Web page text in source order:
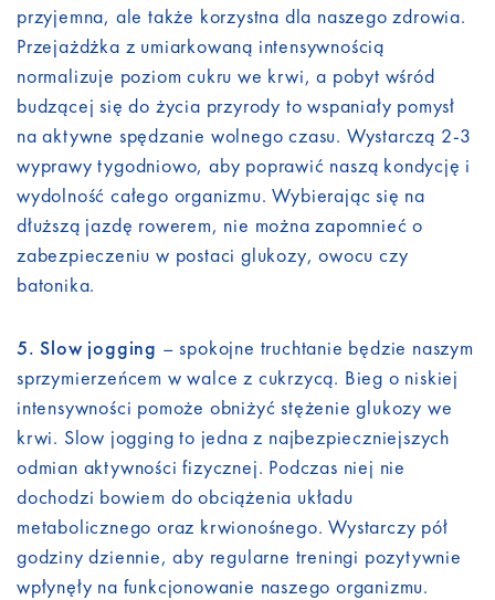
przyjemna, ale także korzystna dla naszego zdrowia.
Przejażdżka z umiarkowaną intensywnością
normalizuje poziom cukru we krwi, a pobyt wśród
budzącej się do życia przyrody to wspaniały pomysł
na aktywne spędzanie wolnego czasu. Wystarczą 2-3
wyprawy tygodniowo, aby poprawić naszą kondycję i
wydolność całego organizmu. Wybierając się na
dłuższą jazdę rowerem, nie można zapomnieć o
zabezpieczeniu w postaci glukozy, owocu czy
batonika.
5. Slow jogging – spokojne truchtanie będzie naszym
sprzymierzeńcem w walce z cukrzycą. Bieg o niskiej
intensywności pomoże obniżyć stężenie glukozy we
krwi. Slow jogging to jedna z najbezpieczniejszych
odmian aktywności fizycznej. Podczas niej nie
dochodzi bowiem do obciążenia układu
metabolicznego oraz krwionośnego. Wystarczy pół
godziny dziennie, aby regularne treningi pozytywnie
wpłynęły na funkcjonowanie naszego organizmu.